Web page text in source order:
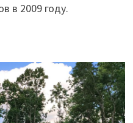
в 2009 году.